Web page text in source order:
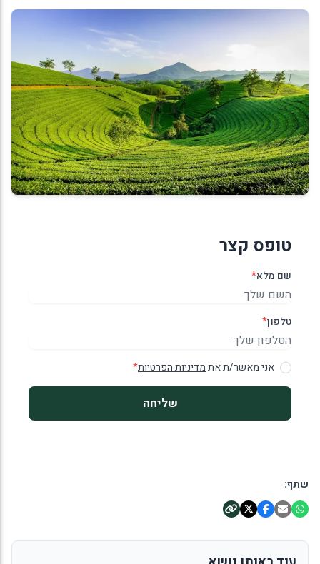
טופס קצר
שם מלא*
טלפון*
אני מאשר/ת אתמדיניות הפרטיות*
שליחה
שתף: